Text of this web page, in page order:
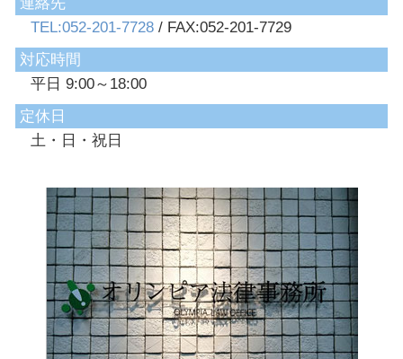
連絡先
TEL:052-201-7728 / FAX:052-201-7729
対応時間
平日 9:00～18:00
定休日
土・日・祝日